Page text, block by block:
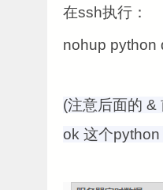
在ssh执行：
nohup python
(注意后面的 &
ok 这个python